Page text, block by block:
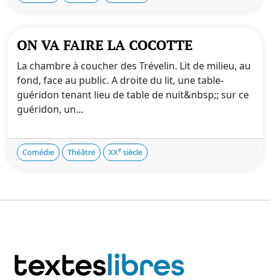
ON VA FAIRE LA COCOTTE
La chambre à coucher des Trévelin. Lit de milieu, au
fond, face au public. A droite du lit, une table-
guéridon tenant lieu de table de nuit&nbsp;; sur ce
guéridon, un...
Comédie Théâtre XXe siècle